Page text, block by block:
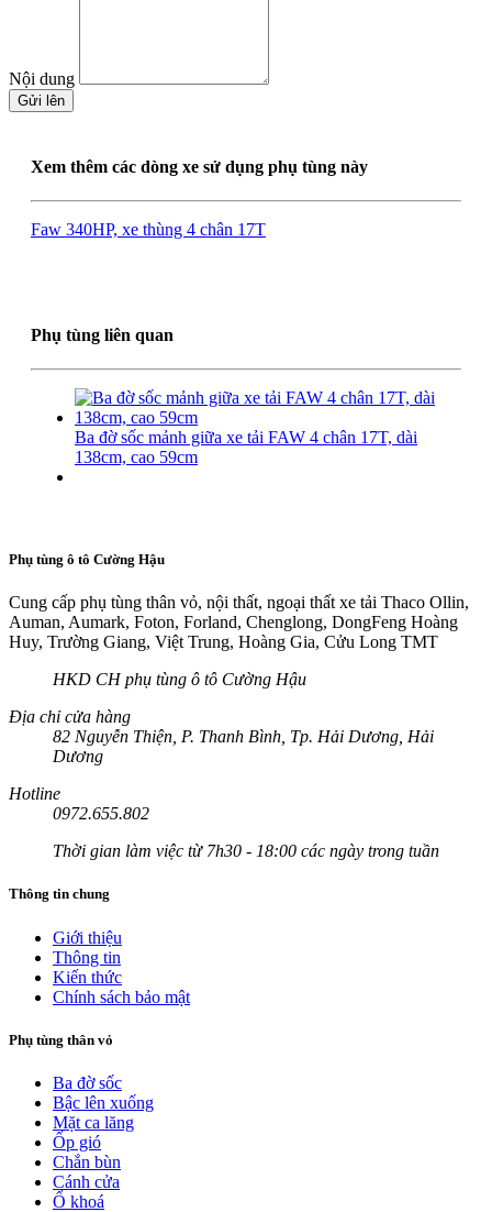
Nội dung
Gửi lên
Xem thêm các dòng xe sử dụng phụ tùng này
Faw 340HP, xe thùng 4 chân 17T
Phụ tùng liên quan
Ba đờ sốc mảnh giữa xe tải FAW 4 chân 17T, dài
138cm, cao 59cm
Phụ tùng ô tô Cường Hậu
Cung cấp phụ tùng thân vỏ, nội thất, ngoại thất xe tải Thaco Ollin,
Auman, Aumark, Foton, Forland, Chenglong, DongFeng Hoàng
Huy, Trường Giang, Việt Trung, Hoàng Gia, Cửu Long TMT
HKD CH phụ tùng ô tô Cường Hậu
Địa chỉ cửa hàng
82 Nguyễn Thiện, P. Thanh Bình, Tp. Hải Dương, Hải
Dương
Hotline
0972.655.802
Thời gian làm việc từ 7h30 - 18:00 các ngày trong tuần
Thông tin chung
Giới thiệu
Thông tin
Kiến thức
Chính sách bảo mật
Phụ tùng thân vỏ
Ba đờ sốc
Bậc lên xuống
Mặt ca lăng
Ốp gió
Chắn bùn
Cánh cửa
Ổ khoá